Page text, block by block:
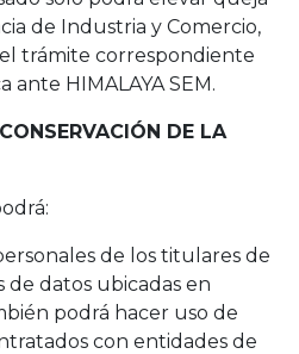
de Industria y Comercio,
trámite correspondiente
ante HIMALAYA SEM.
DE LA
de los titulares de
de datos ubicadas en
podrá hacer uso de
con entidades de